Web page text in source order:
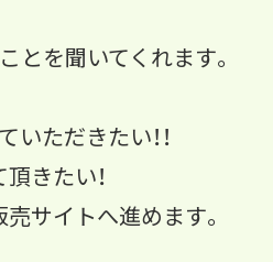
とを聞いてくれます。
いただきたい！！
きたい！
サイトへ進めます。